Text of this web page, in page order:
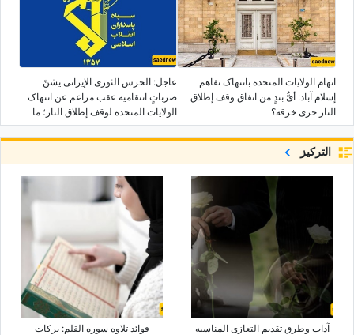
اتهام الولایات المتحده بانتهاک تفاهم
إسلام آباد: أیُّ بندٍ من اتفاق وقف إطلاق
النار جرى خرقه؟
عاجل: الحرس الثوری الإیرانی یشنّ
ضرباتٍ انتقامیه عقب مزاعم عن انتهاک
الولایات المتحده لوقف إطلاق النار؛ ما
هی القواعد العسکریه الأمریکیه التی
استُهدفت؟
التركيز
آداب وطرق تقدیم التعازی المناسبه
فوائد تلاوه سوره القلم: برکات